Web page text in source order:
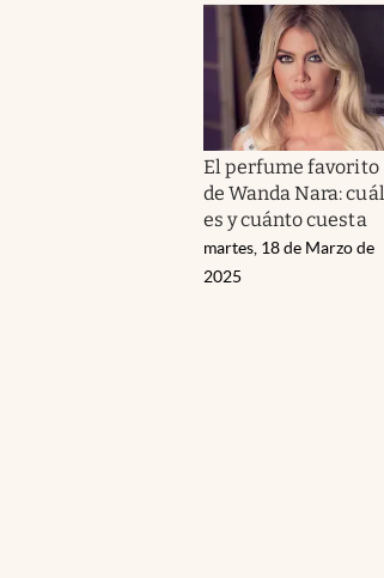
El perfume favorito
de Wanda Nara: cuál
es y cuánto cuesta
martes, 18 de Marzo de
2025